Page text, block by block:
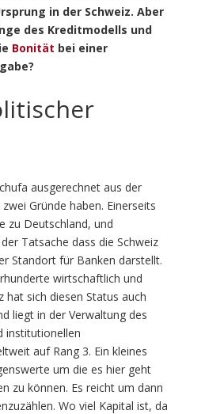
in der Schweiz. Aber
des Kreditmodells und
Bonität bei einer
ausgerechnet aus der
Gründe haben. Einerseits
zu Deutschland, und
Tatsache dass die Schweiz
Standort für Banken darstellt.
wirtschaftlich und
hat sich diesen Status auch
liegt in der Verwaltung des
institutionellen
auf Rang 3. Ein kleines
um die es hier geht
zu können. Es reicht um dann
Wo viel Kapital ist, da